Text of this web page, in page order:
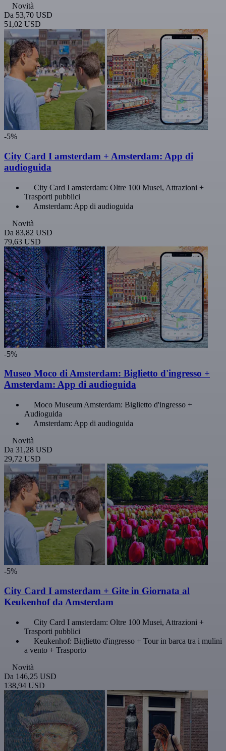
Novità
Da 53,70 USD
51,02 USD
-5%
City Card I amsterdam + Amsterdam: App di
audioguida
City Card I amsterdam: Oltre 100 Musei, Attrazioni +
Trasporti pubblici
Amsterdam: App di audioguida
Novità
Da 83,82 USD
79,63 USD
-5%
Museo Moco di Amsterdam: Biglietto d'ingresso +
Amsterdam: App di audioguida
Moco Museum Amsterdam: Biglietto d'ingresso +
Audioguida
Amsterdam: App di audioguida
Novità
Da 31,28 USD
29,72 USD
-5%
City Card I amsterdam + Gite in Giornata al
Keukenhof da Amsterdam
City Card I amsterdam: Oltre 100 Musei, Attrazioni +
Trasporti pubblici
Keukenhof: Biglietto d'ingresso + Tour in barca tra i mulini
a vento + Trasporto
Novità
Da 146,25 USD
138,94 USD